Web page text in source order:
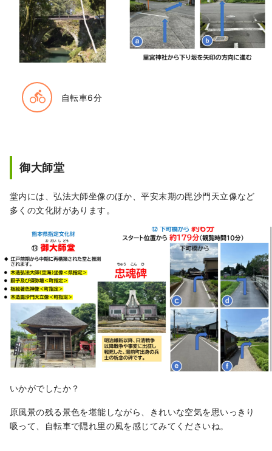
directions_bike 自転車6分
御大師堂
堂内には、弘法大師坐像のほか、平安末期の毘沙門天立像など
多くの文化財があります。
いかがでしたか？
原風景の残る景色を堪能しながら、きれいな空気を思いっきり
吸って、自転車で隠れ里の風を感じてみてくださいね。